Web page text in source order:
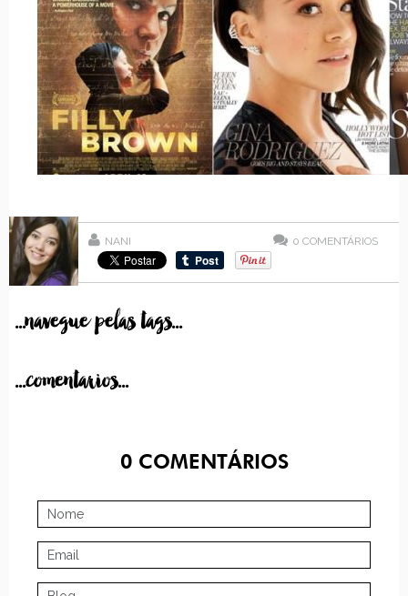
NANI 0 COMENTÁRIOS
...navegue pelas tags...
...comentarios...
0COMENTÁRIOS